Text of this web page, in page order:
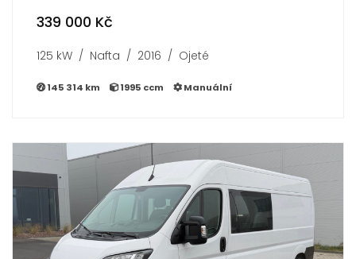
339 000 Kč
125 kW / Nafta / 2016 / Ojeté
145 314 km 1995 ccm Manuální